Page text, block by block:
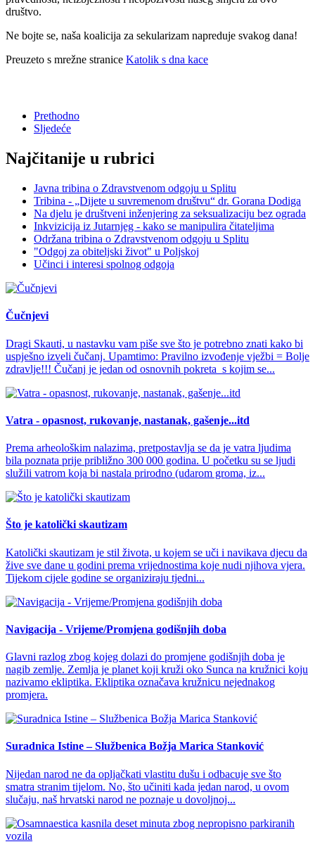
društvo.
Ne bojte se, naša koalicija za sekularizam napreduje svakog dana!
Preuzeto s mrežne stranice Katolik s dna kace
Prethodno
Sljedeće
Najčitanije u rubrici
Javna tribina o Zdravstvenom odgoju u Splitu
Tribina - „Dijete u suvremenom društvu“ dr. Gorana Dodiga
Na djelu je društveni inženjering za seksualizaciju bez ograda
Inkvizicija iz Jutarnjeg - kako se manipulira čitateljima
Održana tribina o Zdravstvenom odgoju u Splitu
"Odgoj za obiteljski život" u Poljskoj
Učinci i interesi spolnog odgoja
Čučnjevi
Dragi Skauti, u nastavku vam piše sve što je potrebno znati kako bi
uspješno izveli čučanj. Upamtimo: Pravilno izvođenje vježbi = Bolje
zdravlje!!! Čučanj je jedan od osnovnih pokreta s kojim se...
Vatra - opasnost, rukovanje, nastanak, gašenje...itd
Prema arheološkim nalazima, pretpostavlja se da je vatra ljudima
bila poznata prije približno 300 000 godina. U početku su se ljudi
služili vatrom koja bi nastala prirodno (udarom groma, iz...
Što je katolički skautizam
Katolički skautizam je stil života, u kojem se uči i navikava djecu da
žive sve dane u godini prema vrijednostima koje nudi njihova vjera.
Tijekom cijele godine se organiziraju tjedni...
Navigacija - Vrijeme/Promjena godišnjih doba
Glavni razlog zbog kojeg dolazi do promjene godišnjih doba je
nagib zemlje. Zemlja je planet koji kruži oko Sunca na kružnici koju
nazivamo ekliptika. Ekliptika označava kružnicu nejednakog
promjera.
Suradnica Istine – Službenica Božja Marica Stanković
Nijedan narod ne da opljačkati vlastitu dušu i odbacuje sve što
smatra stranim tijelom. No, što učiniti kada jedan narod, u ovom
slučaju, naš hrvatski narod ne poznaje u dovoljnoj...